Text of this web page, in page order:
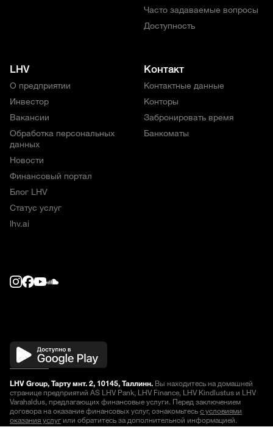
Часто задаваемые вопросы
Доступность
LHV
О предприятии
Инвестор
Вакансии
Обработка персональных
данных
Новости
Финансовый портал
Блог LHV
Статус услуг
lhv.ai
Контакт
Контактные данные
Конторы
Забронировать время
Банкоматы
LHV Group, Тарту мнт. 2, 10145, Таллинн. Вы находитесь на домашней
странице предприятий AS LHV Pank, LHV Finance, LHV Kindlustus и LHV
Varahaldus, предлагающих финансовые услуги. Перед заключением
договора на оказание финансовых услуг, ознакомьтесьс условиями
оказания услугили обратитесь за дополнительной информацией.
Котировки отображаются с задержкой.